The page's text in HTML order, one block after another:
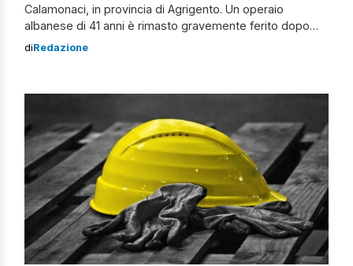
Calamonaci, in provincia di Agrigento. Un operaio
albanese di 41 anni è rimasto gravemente ferito dopo
essere stato sepolto durante uno scavo. L’uomo
Agrigento e del distaccamento […]
diRedazione